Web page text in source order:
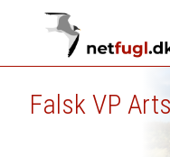
Falsk VP